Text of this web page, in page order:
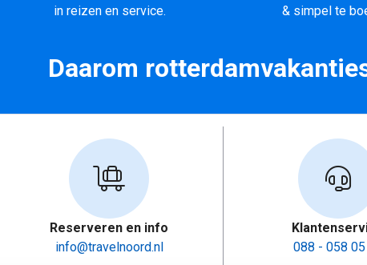
in reizen en service.
& simpel te
Daarom
Reserveren en info
info@travelnoord.nl
088 - 058